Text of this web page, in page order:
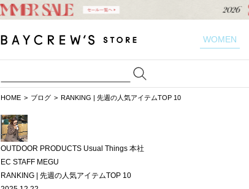
WOMEN
HOME ブログ RANKING | 先週の人気アイテムTOP 10
OUTDOOR PRODUCTS Usual Things 本社
EC STAFF MEGU
RANKING | 先週の人気アイテムTOP 10